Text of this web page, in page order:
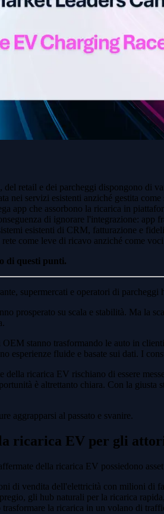
retail e dei parcheggi dispongono di
nei servizi esistenti anziché gestita
app che assorbono la ricarica in
di ignorare l'integrazione:
esistenti di CRM, fatturazione e
come leve di ricavo anziché come
di questi punti.
supermercati e operatori di
prosperato su scala e stabilità. Ma la
stanno trasformando le auto in
esperienze fluide e basate sui dati. I
della ricarica EV rischiano di essere
è altrettanto chiara. Con la giusta
aggrapparsi al passato e svanire.
ricarica EV per gli
della ricarica EV possiedono
di vendita dell'elettricità con milioni di
gli hub naturali per la ricarica
la ricarica in un volano di